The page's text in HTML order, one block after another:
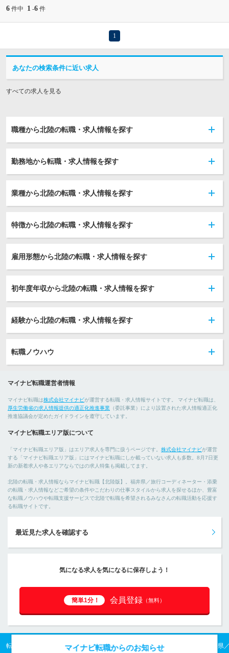
6 件中 1 -6 件
1
あなたの検索条件に近い求人
すべての求人を見る
職種から北陸の転職・求人情報を探す
勤務地から転職・求人情報を探す
業種から北陸の転職・求人情報を探す
特徴から北陸の転職・求人情報を探す
雇用形態から北陸の転職・求人情報を探す
初年度年収から北陸の転職・求人情報を探す
経験から北陸の転職・求人情報を探す
転職ノウハウ
マイナビ転職運営者情報
マイナビ転職は株式会社マイナビが運営する転職・求人情報サイトです。 マイナビ転職は、
厚生労働省の求人情報提供の適正化推進事業 （委託事業）により設置された求人情報適正化
推進協議会が定めたガイドラインを遵守しています。
マイナビ転職エリア版について
「マイナビ転職エリア版」はエリア求人を専門に扱うページです。 株式会社マイナビが運営
する「マイナビ転職エリア版」にはマイナビ転職にしか載っていない求人も多数。8月7日更
新の新着求人や各エリアならではの求人特集も掲載してます。
北陸の転職・求人情報ならマイナビ転職【北陸版】。福井県／旅行コーディネーター・添乗
の転職・求人情報などご希望の条件やこだわりの仕事スタイルから求人を探せるほか、豊富
な転職ノウハウや転職支援サービスで北陸で転職を希望されるみなさんの転職活動を応援す
る転職サイトです。
最近見た求人を確認する
気になる求人を気になるに保存しよう！
簡単1分！ 会員登録 （無料）
転職TOP 北陸の転職・求人情報TOP 福井県の転職・求人情報TOP 福井県
マイナビ転職からのお知らせ